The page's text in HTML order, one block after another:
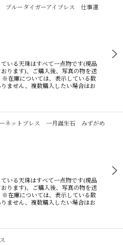
ブルータイガーアイブレス 仕事運
いる天珠はすべて一点物です(現品
ります)、ご購入後、写真の物を送
※在庫については、表示している数
ません、複数購入したい場合はお
ネットブレス 一月誕生石 みずがめ
いる天珠はすべて一点物です(現品
ります)、ご購入後、写真の物を送
※在庫については、表示している数
ません、複数購入したい場合はお